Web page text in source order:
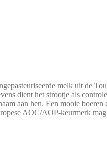
melk uit de
dient het strootje als
aan hen. Een mooie
AOC/AOP-keurmerk